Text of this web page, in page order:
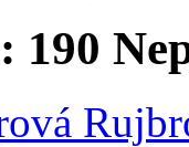
190